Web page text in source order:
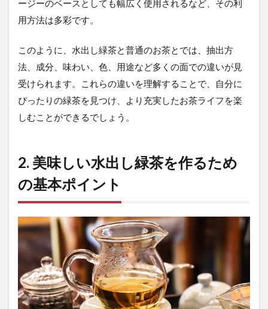
緑
茶
を
る
の
衛
面
で
点
3.1
の徹
底的
浄と
消毒
3.2
2. 水
ージーのベースとしても幅広く使用されるなど、その利
用方法は多彩です。
このように、水出し緑茶と普通のお茶とでは、抽出方
法、成分、味わい、色、用途など多くの面での違いが見
受けられます。これらの違いを理解することで、自分に
ぴったりの緑茶を見つけ、より充実したお茶ライフを楽
しむことができるでしょう。
2. 美味しい水出し緑茶を作るため
の基本ポイント